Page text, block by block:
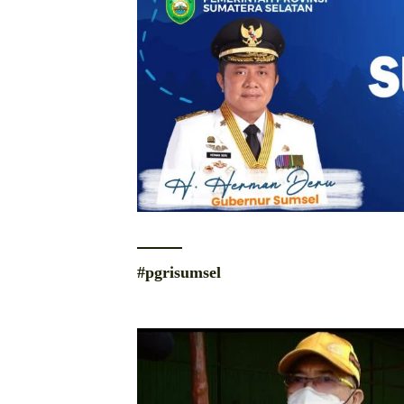
#pgrisumsel